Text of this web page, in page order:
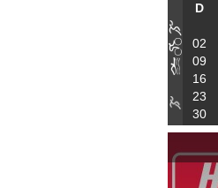
D
02
09
16
23
30